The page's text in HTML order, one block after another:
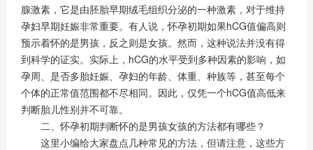
腺激素，它是由胚胎早期绒毛组织分泌的一种激素，对于维持
孕妇早期妊娠非常重要。有人说，怀孕初期如果hCG值偏高则
预示着怀的是男孩，反之则是女孩。然而，这种说法并没有得
到科学的证实。实际上，hCG的水平受到多种因素的影响，如
孕周、是否多胎妊娠、孕妇的年龄、体重、种族等，甚至每个
个体的正常值范围都不尽相同。因此，仅凭一个hCG值高低来
判断胎儿性别并不可靠。
二、怀孕初期判断怀的是男孩女孩的方法都有哪些？
这里小编给大家盘点几种常见的方法，但请注意，这些方